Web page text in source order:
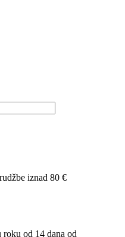
iznad 80 €
roku od 14 dana od